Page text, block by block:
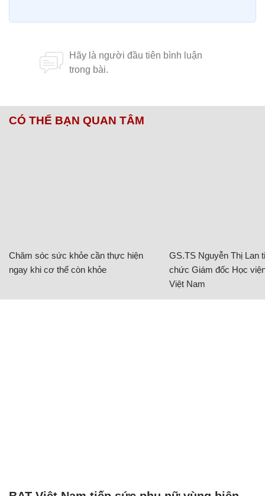
CÓ THỂ BẠN QUAN TÂM
Chăm sóc sức khỏe cần thực hiện
ngay khi cơ thể còn khỏe
GS.TS Nguyễn Thị Lan
chức Giám đốc Học
Việt Nam